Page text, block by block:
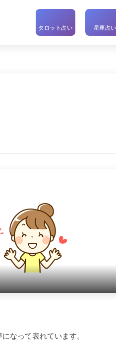
タロット占い 星座占い
なって表れています。